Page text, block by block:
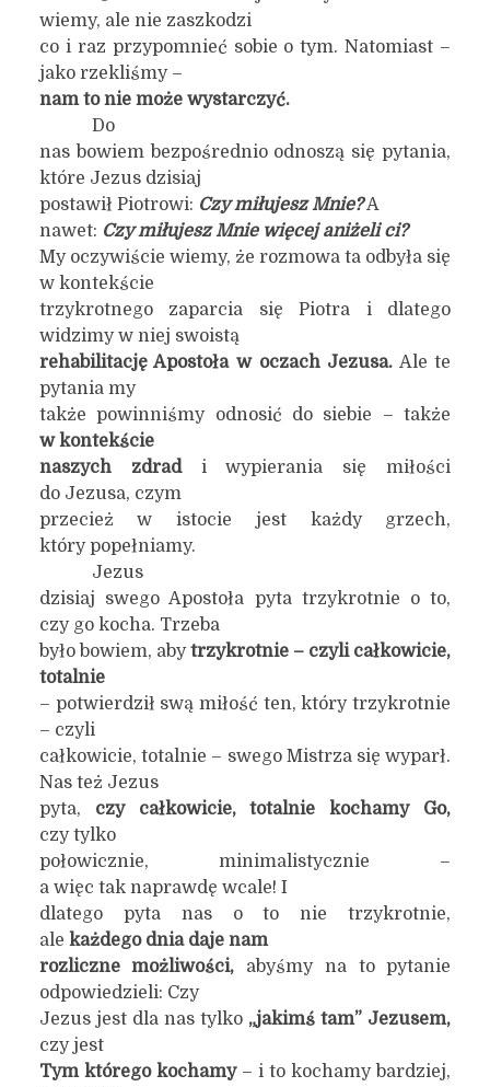
wiemy, ale nie zaszkodzi
co i raz przypomnieć sobie o tym. Natomiast –
jako rzekliśmy –
nam to nie może wystarczyć.
Do
nas bowiem bezpośrednio odnoszą się pytania,
które Jezus dzisiaj
postawił Piotrowi: Czymiłujesz Mnie?A
nawet: Czy miłujesz Mnie więcej aniżeli ci?
My oczywiście wiemy, że rozmowa ta odbyła się
w kontekście
trzykrotnego zaparcia się Piotra i dlatego
widzimy w niej swoistą
rehabilitację Apostoła w oczach Jezusa. Ale te
pytania my
także powinniśmy odnosić do siebie – także
w kontekście
naszych zdradi wypierania się miłości
do Jezusa, czym
przecież w istocie jest każdy grzech,
który popełniamy.
Jezus
dzisiaj swego Apostoła pyta trzykrotnie o to,
czy go kocha. Trzeba
było bowiem, abytrzykrotnie – czyli całkowicie,
totalnie
– potwierdził swą miłość ten, który trzykrotnie
– czyli
całkowicie, totalnie – swego Mistrza się wyparł.
Nas też Jezus
pyta, czy całkowicie, totalnie kochamy Go,
czy tylko
połowicznie, minimalistycznie –
a więc tak naprawdę wcale! I
dlatego pyta nas o to nie trzykrotnie,
ale każdego dnia daje nam
rozliczne możliwości, abyśmy na to pytanie
odpowiedzieli: Czy
Jezus jest dla nas tylko „jakimś tam” Jezusem,
czy jest
Tym którego kochamy– i to kochamy bardziej,